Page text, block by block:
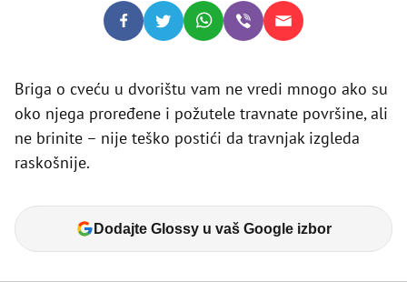
Briga o cveću u dvorištu vam ne vredi mnogo ako su
oko njega proređene i požutele travnate površine, ali
ne brinite – nije teško postići da travnjak izgleda
raskošnije.
Dodajte Glossy u vaš Google izbor